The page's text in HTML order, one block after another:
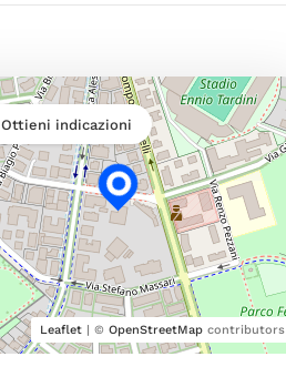
Leaflet| © OpenStreetMapcontributors
Ottieni indicazioni